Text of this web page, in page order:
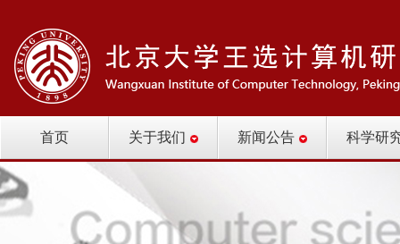
首页 关于我们 新闻公告 科学研